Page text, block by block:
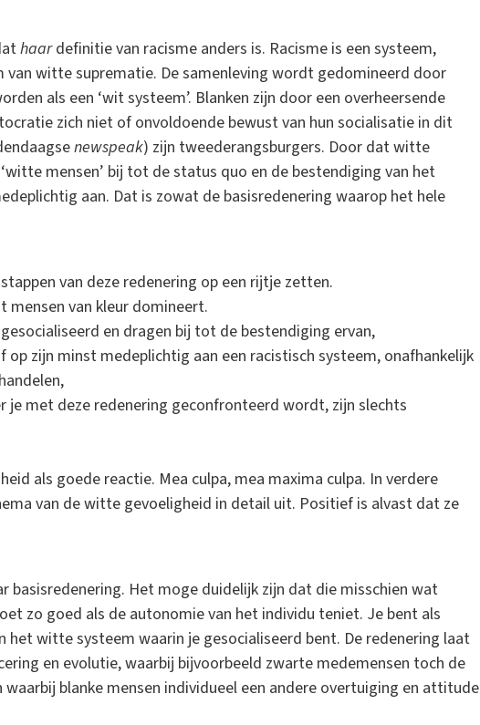
haardefinitie van racisme anders is. Racisme is een systeem,
van witte suprematie. De samenleving wordt gedomineerd door
als een ‘wit systeem’. Blanken zijn door een overheersende
zich niet of onvoldoende bewust van hun socialisatie in dit
newspeak) zijn tweederangsburgers. Door dat witte
mensen’ bij tot de status quo en de bestendiging van het
aan. Dat is zowat de basisredenering waarop het hele
van deze redenering op een rijtje zetten.
mensen van kleur domineert.
en dragen bij tot de bestendiging ervan,
op zijn minst medeplichtig aan een racistisch systeem, onafhankelijk
je met deze redenering geconfronteerd wordt, zijn slechts
als goede reactie. Mea culpa, mea maxima culpa. In verdere
van de witte gevoeligheid in detail uit. Positief is alvast dat ze
basisredenering. Het moge duidelijk zijn dat die misschien wat
zo goed als de autonomie van het individu teniet. Je bent als
het witte systeem waarin je gesocialiseerd bent. De redenering laat
en evolutie, waarbij bijvoorbeeld zwarte medemensen toch de
blanke mensen individueel een andere overtuiging en attitude